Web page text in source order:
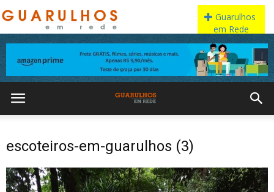
escoteiros-em-guarulhos (3)